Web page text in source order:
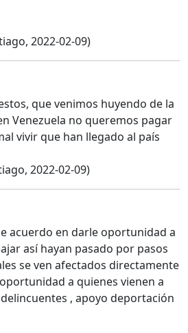
2022-02-09)
que venimos huyendo de la
Venezuela no queremos pagar
vivir que han llegado al país
2022-02-09)
acuerdo en darle oportunidad a
así hayan pasado por pasos
se ven afectados directamente
a quienes vienen a
, apoyo deportación